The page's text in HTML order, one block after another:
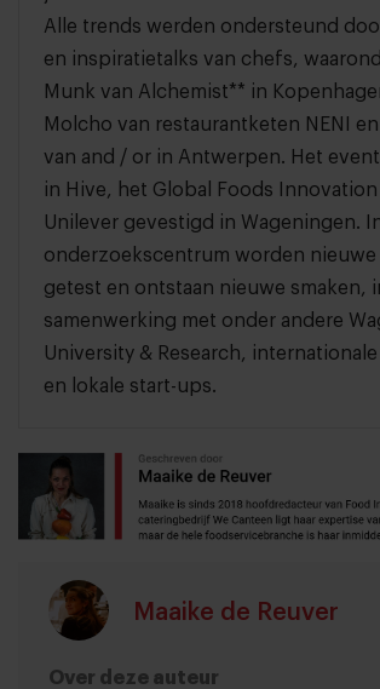
Alle trends werden ondersteund
en inspiratietalks van chefs,
Munk van Alchemist** in
Molcho van restaurantketen NENI
van and / or in Antwerpen. Het
in Hive, het Global Foods
Unilever gevestigd in Wageningen.
onderzoekscentrum worden
getest en ontstaan nieuwe smaken,
samenwerking met onder andere
University & Research,
en lokale start-ups.
Maaike de Reuver
Over deze auteur